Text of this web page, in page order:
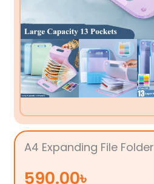
A4 Expanding File Folder
590.00৳